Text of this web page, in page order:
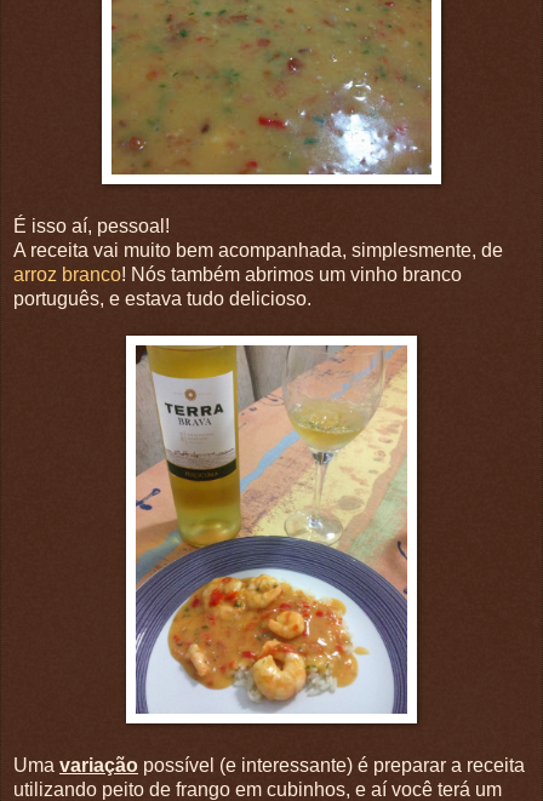
É isso aí, pessoal!
A receita vai muito bem acompanhada, simplesmente, de
arroz branco! Nós também abrimos um vinho branco
português, e estava tudo delicioso.
Uma variação possível (e interessante) é preparar a receita
utilizando peito de frango em cubinhos, e aí você terá um